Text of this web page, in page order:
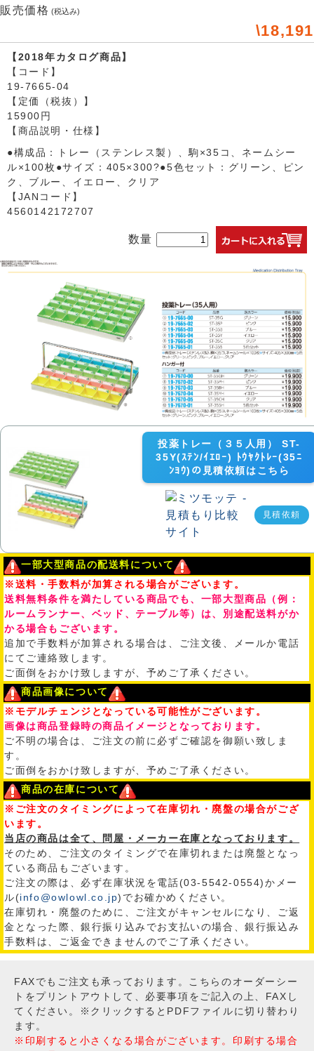
販売価格 (税込み)
\18,191
【2018年カタログ商品】
【コード】
19-7665-04
【定価（税抜）】
15900円
【商品説明・仕様】
●構成品：トレー（ステンレス製）、駒×35コ、ネームシー
ル×100枚●サイズ：405×300?●5色セット：グリーン、ピン
ク、ブルー、イエロー、クリア
【JANコード】
4560142172707
数量
投薬トレー（３５人用） ST-
35Y(ｽﾃﾝ/ｲｴﾛｰ) ﾄｳﾔｸﾄﾚｰ(35ﾆ
ﾝﾖｳ)の見積依頼はこちら
見積依頼
一部大型商品の配送料について
※送料・手数料が加算される場合がございます。
送料無料条件を満たしている商品でも、一部大型商品（例：
ルームランナー、ベッド、テーブル等）は、別途配送料がか
かる場合もございます。
追加で手数料が加算される場合は、ご注文後、メールか電話
にてご連絡致します。
ご面倒をおかけ致しますが、予めご了承ください。
商品画像について
※モデルチェンジとなっている可能性がございます。
画像は商品登録時の商品イメージとなっております。
ご不明の場合は、ご注文の前に必ずご確認を御願い致しま
す。
ご面倒をおかけ致しますが、予めご了承ください。
商品の在庫について
※ご注文のタイミングによって在庫切れ・廃盤の場合がござ
います。
当店の商品は全て、問屋・メーカー在庫となっております。
そのため、ご注文のタイミングで在庫切れまたは廃盤となっ
ている商品もございます。
ご注文の際は、必ず在庫状況を電話(03-5542-0554)かメー
ル(info@owlowl.co.jp)でお確かめください。
在庫切れ・廃盤のために、ご注文がキャンセルになり、ご返
金となった際、銀行振り込みでお支払いの場合、銀行振込み
手数料は、ご返金できませんのでご了承ください。
FAXでもご注文も承っております。こちらのオーダーシー
トをプリントアウトして、必要事項をご記入の上、FAXし
てください。※クリックするとPDFファイルに切り替わり
ます。
※印刷すると小さくなる場合がございます。印刷する場合